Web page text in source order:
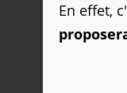
En effet,